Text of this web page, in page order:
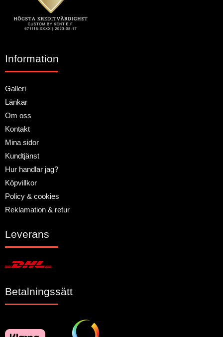
Information
Galleri
Länkar
Om oss
Kontakt
Mina sidor
Kundtjänst
Hur handlar jag?
Köpvillkor
Policy & cookies
Reklamation & retur
Leverans
Betalningssätt